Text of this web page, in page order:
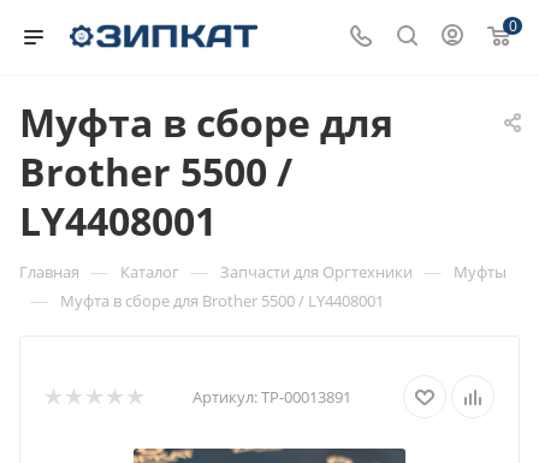
0
Муфта в сборе для
Brother 5500 /
LY4408001
Главная — Каталог — Запчасти для Оргтехники — Муфты
— Муфта в сборе для Brother 5500 / LY4408001
Артикул:ТР-00013891